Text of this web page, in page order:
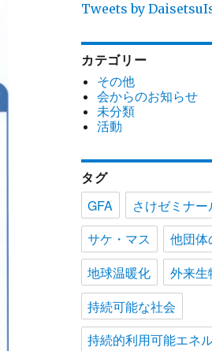
Tweets by
カテゴリー
その他
会からのお知らせ
未分類
活動
タグ
GFA
さけゼミナー
サケ・マス
他団体
地球温暖化
外来生
持続可能な社会
持続的利用可能エネ